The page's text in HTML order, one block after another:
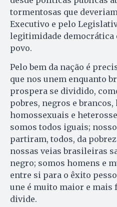
tormentosas que
Executivo e pelo
legitimidade democrática
povo.
Pelo bem da nação é
que nos unem enquanto
prospera se dividido,
pobres, negros e
homossexuais e
somos todos iguais;
partiram, todos, da
nossas veias brasileiras
negro; somos homens e
entre si para o êxito
une é muito maior e mais
divide.